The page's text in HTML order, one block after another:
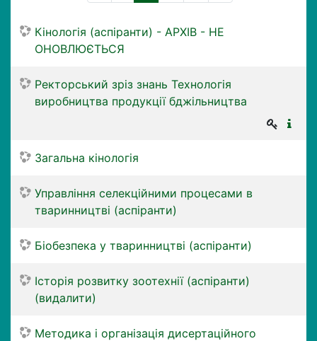
Кінологія (аспіранти) - АРХІВ - НЕ
ОНОВЛЮЄТЬСЯ
Ректорський зріз знань Технологія
виробництва продукції бджільництва
Загальна кінологія
Управління селекційними процесами в
тваринництві (аспіранти)
Біобезпека у тваринництві (аспіранти)
Історія розвитку зоотехнії (аспіранти)
(видалити)
Методика і організація дисертаційного